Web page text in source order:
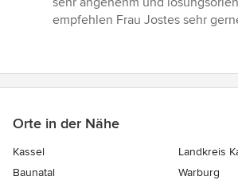
Sternen
empfehlen Frau Jostes sehr
Orte in der Nähe
Kassel
Landkreis
Baunatal
Warburg